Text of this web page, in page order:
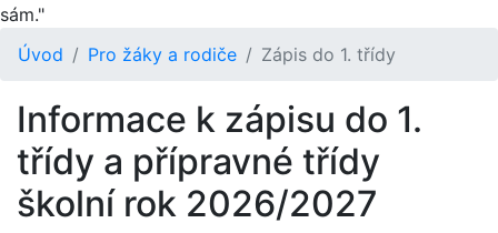
sám."
Úvod
Pro žáky a rodiče Zápis do 1. třídy
Informace k zápisu do 1.
třídy a přípravné třídy
školní rok 2026/2027